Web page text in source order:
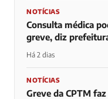
NOTÍCIAS
Consulta médica
greve, diz
Há 2 dias
NOTÍCIAS
Greve da CPTM